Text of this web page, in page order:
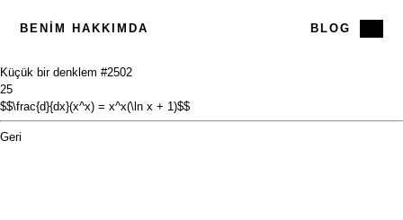
BENIM HAKKIMDA BLOG
Küçük bir denklem #2502
25
$$\frac{d}{dx}(x^x) = x^x(\ln x + 1)$$
Geri